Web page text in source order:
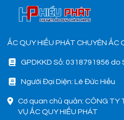
ẮC QUY HIẾU PHÁT CHUYÊN ẮC
GPDKKD Số: 0318791956 do
Người Đại Diện: Lê Đức Hiếu
Cơ quan chủ quản: CÔNG TY
VỤ ẮC QUY HIẾU PHÁT